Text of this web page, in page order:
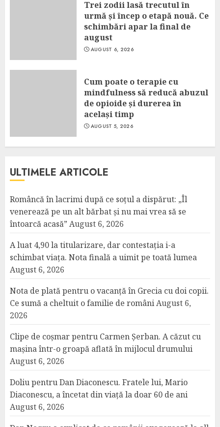
Trei zodii lasă trecutul în
urmă și încep o etapă nouă. Ce
schimbări apar la final de
august
AUGUST 6, 2026
Cum poate o terapie cu
mindfulness să reducă abuzul
de opioide și durerea în
același timp
AUGUST 5, 2026
ULTIMELE ARTICOLE
Româncă în lacrimi după ce soțul a dispărut: „Îl
venerează pe un alt bărbat și nu mai vrea să se
întoarcă acasă” August 6, 2026
A luat 4,90 la titularizare, dar contestația i-a
schimbat viața. Nota finală a uimit pe toată lumea
August 6, 2026
Nota de plată pentru o vacanță în Grecia cu doi copii.
Ce sumă a cheltuit o familie de româniAugust 6,
2026
Clipe de coșmar pentru Carmen Șerban. A căzut cu
mașina într-o groapă aflată în mijlocul drumului
August 6, 2026
Doliu pentru Dan Diaconescu. Fratele lui, Mario
Diaconescu, a încetat din viață la doar 60 de ani
August 6, 2026